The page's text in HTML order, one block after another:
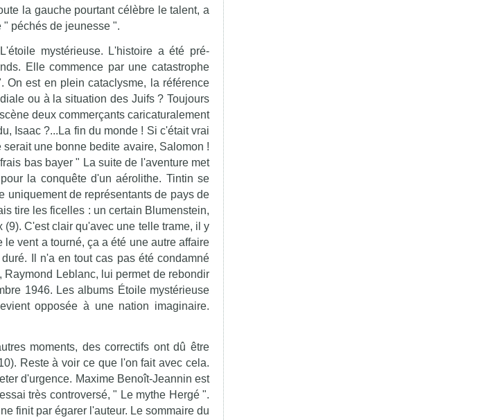
la gauche pourtant célèbre le talent, a
péchés de jeunesse ".
mystérieuse. L'histoire a été pré-
Elle commence par une catastrophe
est en plein cataclysme, la référence
ou à la situation des Juifs ? Toujours
deux commerçants caricaturalement
Isaac ?...La fin du monde ! Si c'était vrai
une bonne bedite avaire, Salomon !
bas bayer " La suite de l'aventure met
la conquête d'un aérolithe. Tintin se
uniquement de représentants de pays de
tire les ficelles : un certain Blumenstein,
C'est clair qu'avec une telle trame, il y
vent a tourné, ça a été une autre affaire
Il n'a en tout cas pas été condamné
Leblanc, lui permet de rebondir
1946. Les albums Étoile mystérieuse
opposée à une nation imaginaire.
moments, des correctifs ont dû être
Reste à voir ce que l'on fait avec cela.
d'urgence. Maxime Benoît-Jeannin est
très controversé, " Le mythe Hergé ".
finit par égarer l'auteur. Le sommaire du